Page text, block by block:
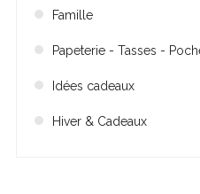
Famille
Papeterie - Tasses -
Idées cadeaux
Hiver & Cadeaux